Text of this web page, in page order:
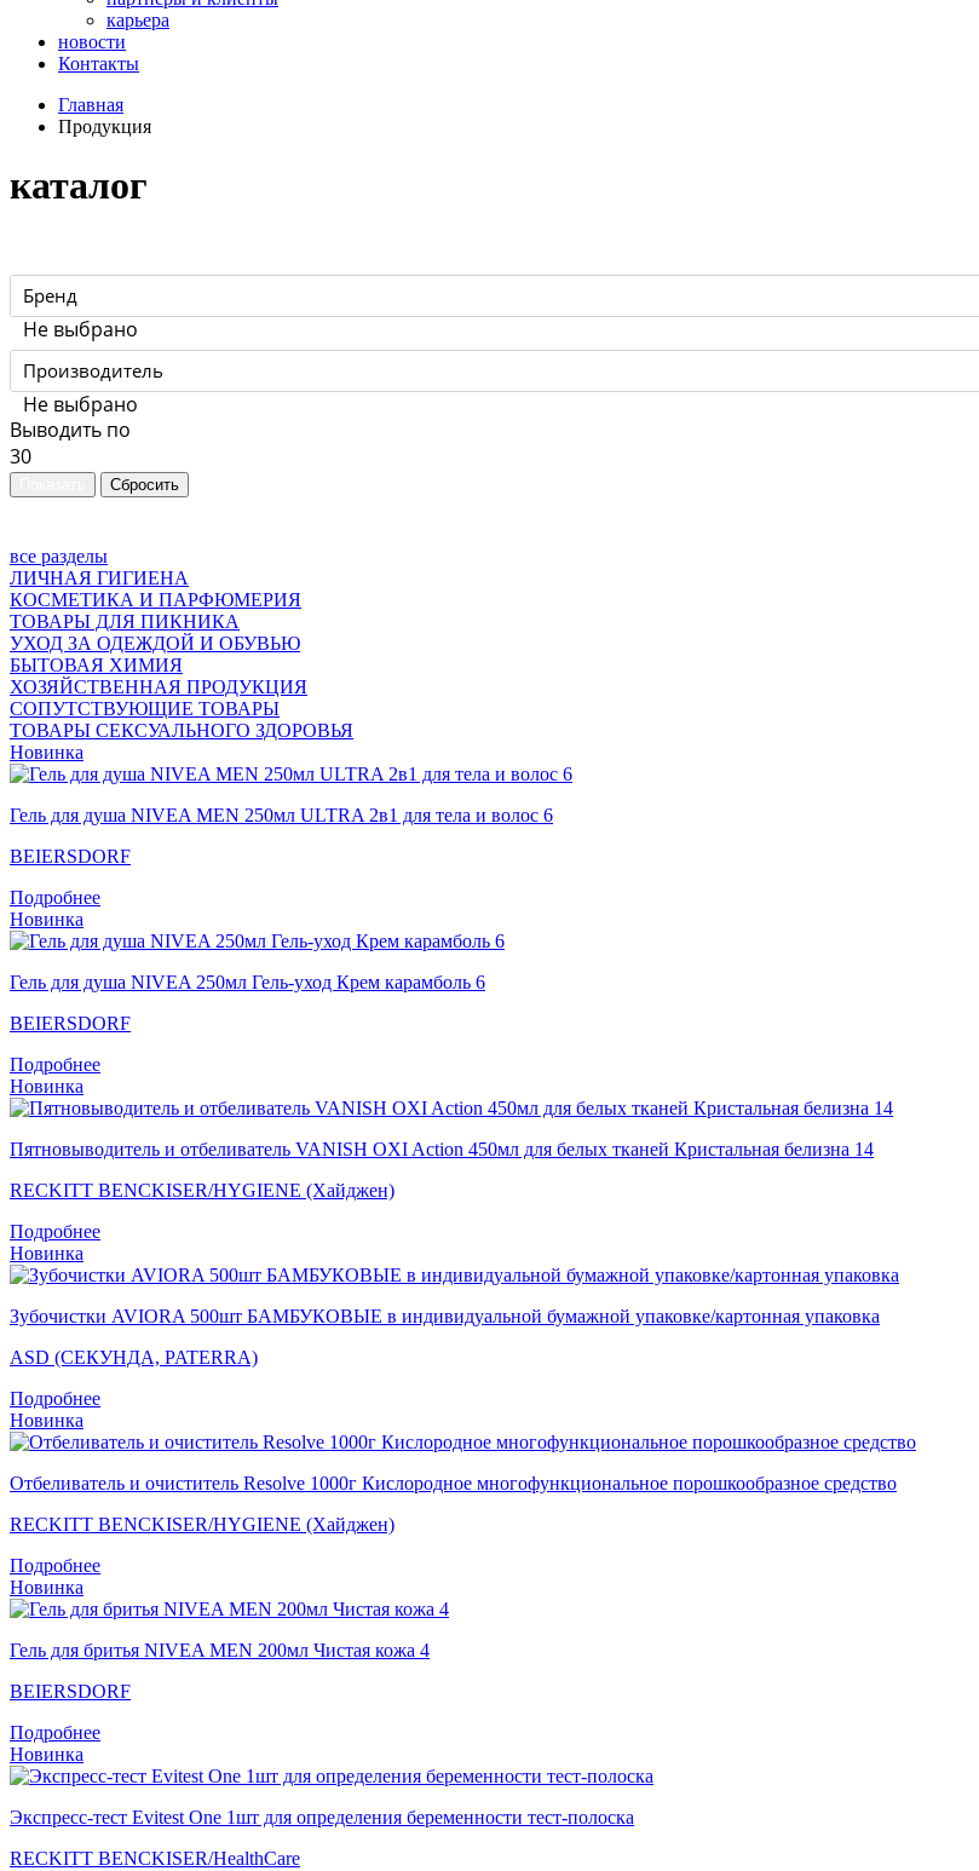
карьера
новости
Контакты
Главная
Продукция
каталог
Бренд
Не выбрано
Производитель
Не выбрано
Выводить по
30
все разделы
ЛИЧНАЯ ГИГИЕНА
КОСМЕТИКА И ПАРФЮМЕРИЯ
ТОВАРЫ ДЛЯ ПИКНИКА
УХОД ЗА ОДЕЖДОЙ И ОБУВЬЮ
БЫТОВАЯ ХИМИЯ
ХОЗЯЙСТВЕННАЯ ПРОДУКЦИЯ
СОПУТСТВУЮЩИЕ ТОВАРЫ
ТОВАРЫ СЕКСУАЛЬНОГО ЗДОРОВЬЯ
Новинка
Гель для душа NIVEA MEN 250мл ULTRA 2в1 для тела и волос 6
BEIERSDORF
Подробнее
Новинка
Гель для душа NIVEA 250мл Гель-уход Крем карамболь 6
BEIERSDORF
Подробнее
Новинка
Пятновыводитель и отбеливатель VANISH OXI Action 450мл для белых тканей Кристальная белизна 14
RECKITT BENCKISER/HYGIENE (Хайджен)
Подробнее
Новинка
Зубочистки AVIORA 500шт БАМБУКОВЫЕ в индивидуальной бумажной упаковке/картонная упаковка
ASD (СЕКУНДА, PATERRA)
Подробнее
Новинка
Отбеливатель и очиститель Resolve 1000г Кислородное многофункциональное порошкообразное средство
RECKITT BENCKISER/HYGIENE (Хайджен)
Подробнее
Новинка
Гель для бритья NIVEA MEN 200мл Чистая кожа 4
BEIERSDORF
Подробнее
Новинка
Экспресс-тест Evitest One 1шт для определения беременности тест-полоска
RECKITT BENCKISER/НealthСare